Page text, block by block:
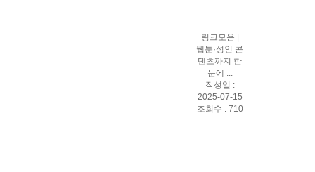
링크모음 |
웹툰·성인 콘
텐츠까지 한
눈에 ...
작성일 :
2025-07-15
조회수 : 710